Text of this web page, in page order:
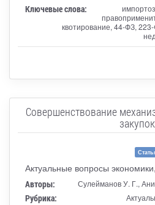
Ключевые слова:
квотирование, 44-ФЗ,
Совершенствование
закупок
Актуальные вопросы
Авторы: Сулейманов У. Г.,
Рубрика: